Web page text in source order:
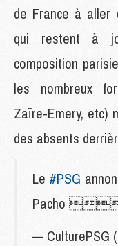
de France à aller
qui restent à
composition
les nombreux
Zaïre-Emery, etc)
des absents
Le #PSG
Pacho
— CulturePSG